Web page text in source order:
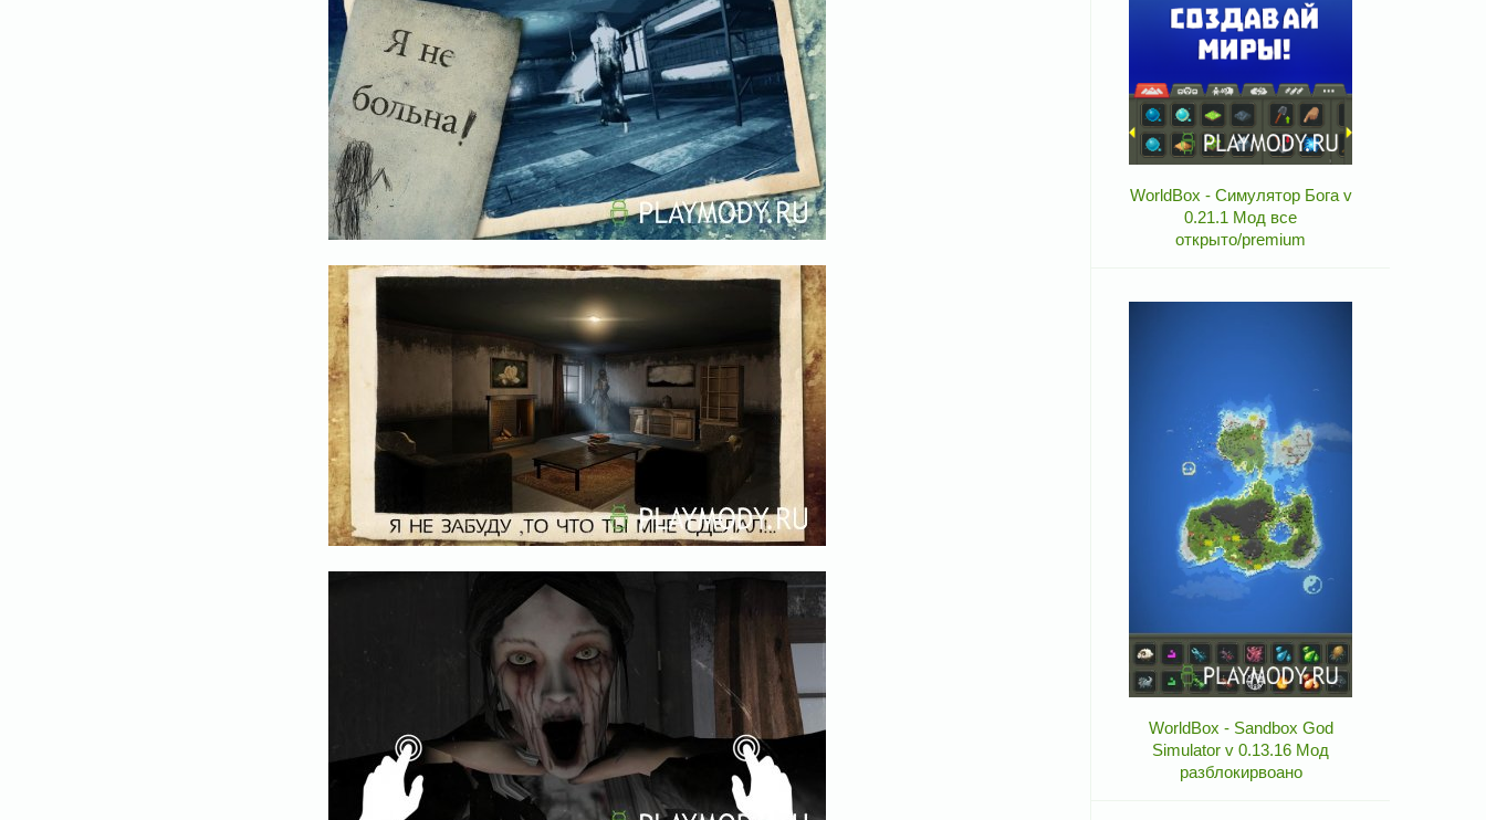
WorldBox - Симулятор Бога v
0.21.1 Мод все
открыто/premium
WorldBox - Sandbox God
Simulator v 0.13.16 Мод
разблокирвоано